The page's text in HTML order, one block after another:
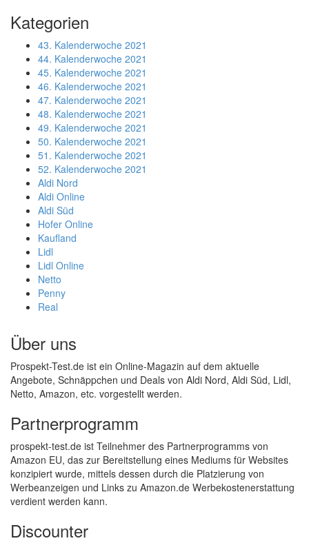
Kategorien
43. Kalenderwoche 2021
44. Kalenderwoche 2021
45. Kalenderwoche 2021
46. Kalenderwoche 2021
47. Kalenderwoche 2021
48. Kalenderwoche 2021
49. Kalenderwoche 2021
50. Kalenderwoche 2021
51. Kalenderwoche 2021
52. Kalenderwoche 2021
Aldi Nord
Aldi Online
Aldi Süd
Hofer Online
Kaufland
Lidl
Lidl Online
Netto
Penny
Real
Über uns
Prospekt-Test.de ist ein Online-Magazin auf dem aktuelle
Angebote, Schnäppchen und Deals von Aldi Nord, Aldi Süd, Lidl,
Netto, Amazon, etc. vorgestellt werden.
Partnerprogramm
prospekt-test.de ist Teilnehmer des Partnerprogramms von
Amazon EU, das zur Bereitstellung eines Mediums für Websites
konzipiert wurde, mittels dessen durch die Platzierung von
Werbeanzeigen und Links zu Amazon.de Werbekostenerstattung
verdient werden kann.
Discounter